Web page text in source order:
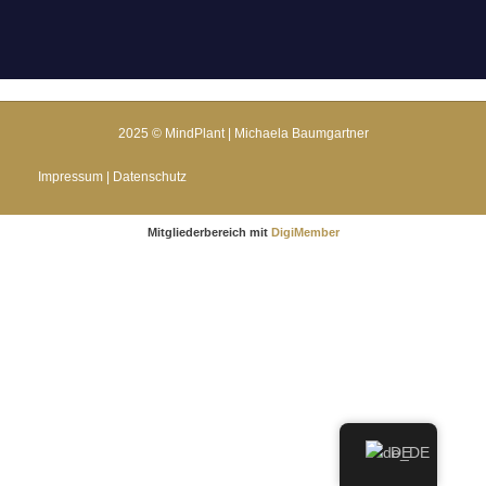
2025 © MindPlant | Michaela Baumgartner
Impressum | Datenschutz
Mitgliederbereich mit DigiMember
DE